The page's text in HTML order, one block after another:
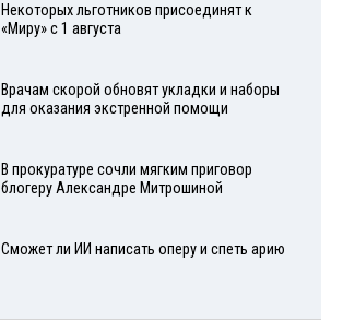
Некоторых льготников присоединят к
«Миру» с 1 августа
Врачам скорой обновят укладки и наборы
для оказания экстренной помощи
В прокуратуре сочли мягким приговор
блогеру Александре Митрошиной
Сможет ли ИИ написать оперу и спеть арию